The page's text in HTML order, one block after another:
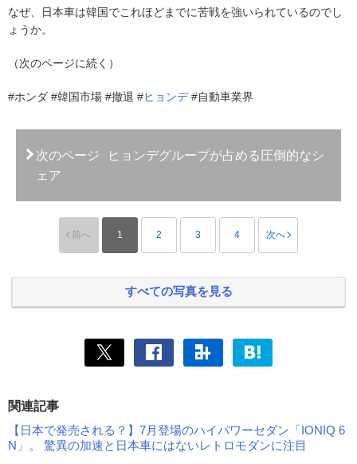
なぜ、日本車は韓国でこれほどまでに苦戦を強いられているのでし
ょうか。
（次のページに続く）
#ホンダ #韓国市場 #撤退 #ヒョンデ#自動車業界
次のページ
ヒョンデグループが占める圧倒的なシ
ェア
前へ 1 2 3 4 次へ
すべての写真を見る
関連記事
【日本で発売される？】7月登場のハイパワーセダン「IONIQ 6
N」。 驚異の加速と日本車にはないレトロモダンに注目